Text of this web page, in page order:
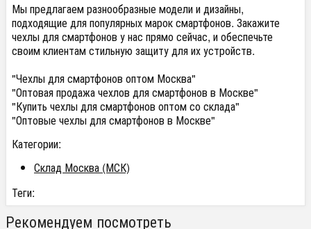
Мы предлагаем разнообразные модели и дизайны,
подходящие для популярных марок смартфонов. Закажите
чехлы для смартфонов у нас прямо сейчас, и обеспечьте
своим клиентам стильную защиту для их устройств.
"Чехлы для смартфонов оптом Москва"
"Оптовая продажа чехлов для смартфонов в Москве"
"Купить чехлы для смартфонов оптом со склада"
"Оптовые чехлы для смартфонов в Москве"
Категории:
Склад Москва (МСК)
Теги:
Рекомендуем посмотреть